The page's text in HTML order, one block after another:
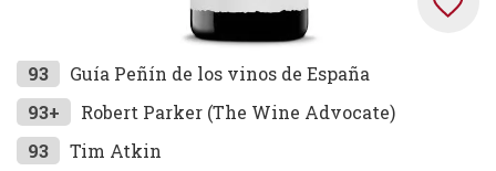
Zum
Anfang
der
Bildgalerie
93
Guía Peñín de los vinos de España
93+
Robert Parker (The Wine Advocate)
93
Tim Atkin